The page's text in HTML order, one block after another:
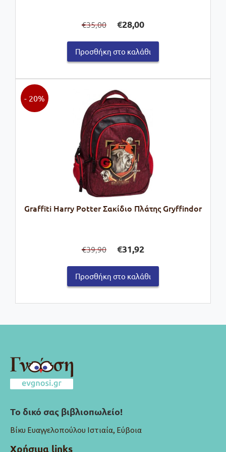
€35,00
price
was:
€35,00.
€28,00τρέχουσα
τιμή
είναι:
€28,00.
Προσθήκη στο καλάθι
Graffiti Harry Potter Σακίδιο Πλάτης Gryffindor
- 20%
€39,90
price
was:
€39,90.
€31,92τρέχουσα
τιμή
είναι:
€31,92.
Προσθήκη στο καλάθι
Το δικό σας βιβλιοπωλείο!
Βίκυ Ευαγγελοπούλου Ιστιαία, Εύβοια
Χρήσιμα links